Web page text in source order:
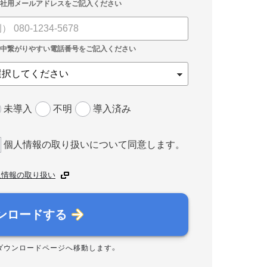
未導入 不明 導入済み
個人情報の取り扱いについて同意します。
報の取り扱い
ロードする
ウンロードページへ移動します。